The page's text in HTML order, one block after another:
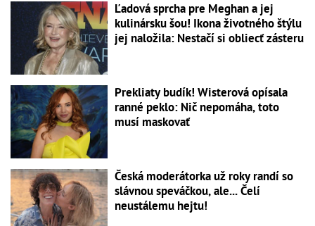
Ľadová sprcha pre Meghan a jej
kulinársku šou! Ikona životného štýlu
jej naložila: Nestačí si obliecť zásteru
Prekliaty budík! Wisterová opísala
ranné peklo: Nič nepomáha, toto
musí maskovať
Česká moderátorka už roky randí so
slávnou speváčkou, ale... Čelí
neustálemu hejtu!